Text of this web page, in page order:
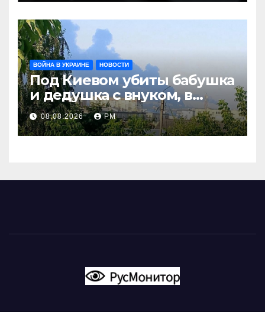
ВОЙНА В УКРАИНЕ НОВОСТИ
Под Киевом убиты бабушка
и дедушка с внуком, в
Поволжье и на Кубани
вновь горят НПЗ
08.08.2026 РМ